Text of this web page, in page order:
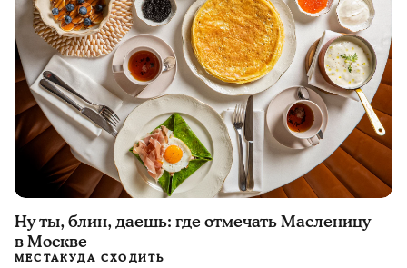
Ну ты, блин, даешь: где отмечать Масленицу
в Москве
МЕСТАКУДА СХОДИТЬ